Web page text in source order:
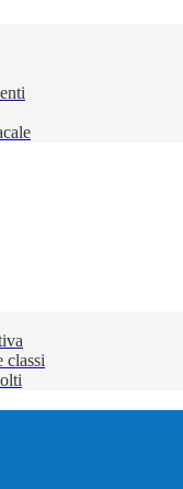
classi